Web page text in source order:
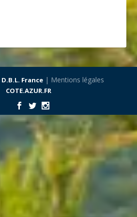
D.B.L. France| Mentions légales
COTE.AZUR.FR